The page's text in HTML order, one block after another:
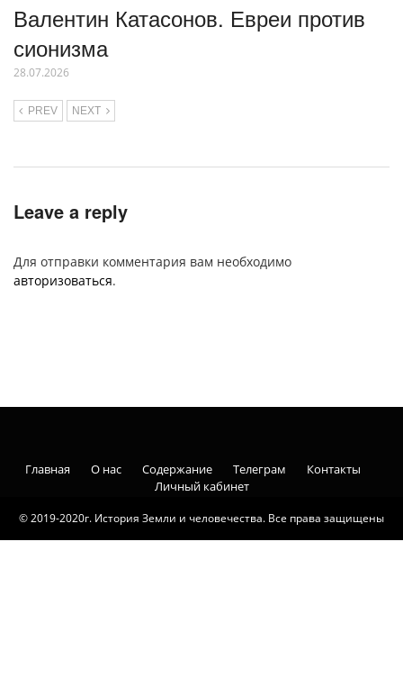
Валентин Катасонов. Евреи против
сионизма
28.07.2026
PREV NEXT
Leave a reply
Для отправки комментария вам необходимо
авторизоваться.
© 2019-2020г. История Земли и человечества. Все права защищены
Главная О нас Содержание Телеграм
Контакты
Личный кабинет